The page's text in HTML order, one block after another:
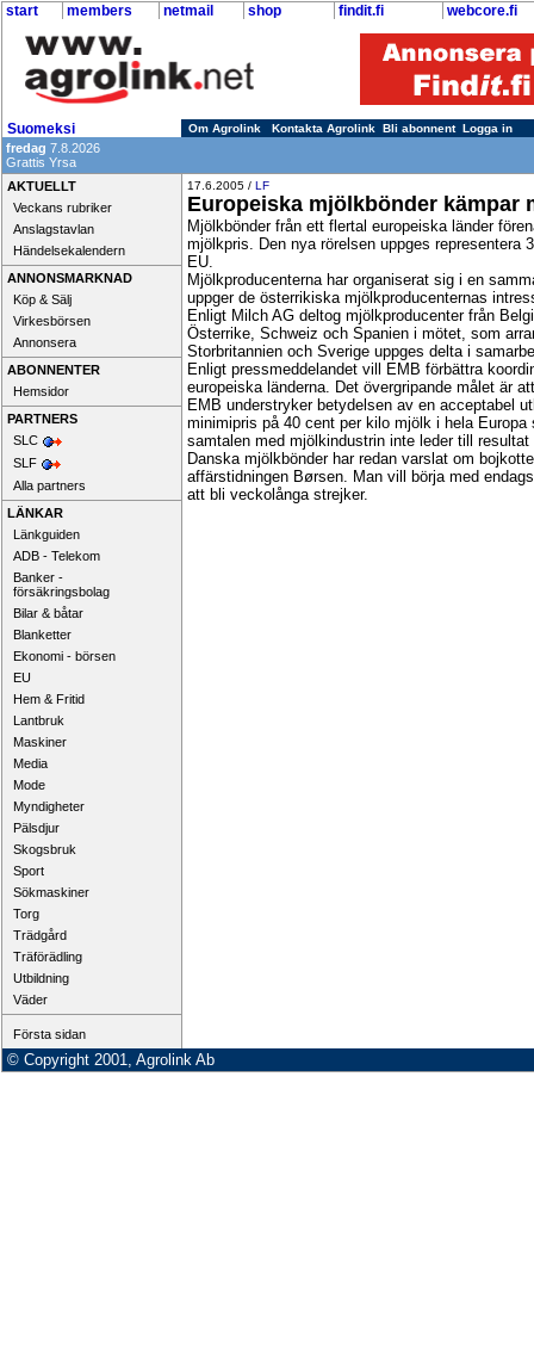
start members netmail shop findit.fi webcore.fi
Suomeksi Om Agrolink Kontakta Agrolink Bli abonnent Logga in
fredag 7.8.2026
Grattis Yrsa
AKTUELLT
Veckans rubriker
Anslagstavlan
Händelsekalendern
ANNONSMARKNAD
Köp & Sälj
Virkesbörsen
Annonsera
ABONNENTER
Hemsidor
PARTNERS
SLC
SLF
Alla partners
LÄNKAR
Länkguiden
ADB - Telekom
Banker -
försäkringsbolag
Bilar & båtar
Blanketter
Ekonomi - börsen
EU
Hem & Fritid
Lantbruk
Maskiner
Media
Mode
Myndigheter
Pälsdjur
Skogsbruk
Sport
Sökmaskiner
Torg
Trädgård
Träförädling
Utbildning
Väder
Första sidan
17.6.2005 / LF
Europeiska mjölkbönder kämpar
Mjölkbönder från ett flertal europeiska länder
mjölkpris. Den nya rörelsen uppges representera
EU.
Mjölkproducenterna har organiserat sig i en
uppger de österrikiska mjölkproducenternas
Enligt Milch AG deltog mjölkproducenter från
Österrike, Schweiz och Spanien i mötet, som
Storbritannien och Sverige uppges delta i
Enligt pressmeddelandet vill EMB förbättra
europeiska länderna. Det övergripande målet är
EMB understryker betydelsen av en acceptabel
minimipris på 40 cent per kilo mjölk i hela
samtalen med mjölkindustrin inte leder till
Danska mjölkbönder har redan varslat om
affärstidningen Børsen. Man vill börja med
att bli veckolånga strejker.
© Copyright 2001, Agrolink Ab